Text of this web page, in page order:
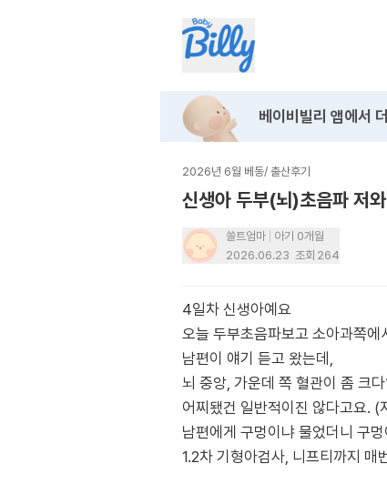
베이비빌리 앱에서
2026년 6월 베동/ 출산후기
신생아 두부(뇌)초음파 저
쏠트엄마
아기 0개월
2026.06.23 조회 264
4일차 신생아예요
오늘 두부초음파보고 소아과쪽에
남편이 얘기 듣고 왔는데,
뇌 중앙, 가운데 쪽 혈관이 좀 크
어찌됐건 일반적이진 않다고요.
남편에게 구멍이냐 물었더니 구
1.2차 기형아검사, 니프티까지 매